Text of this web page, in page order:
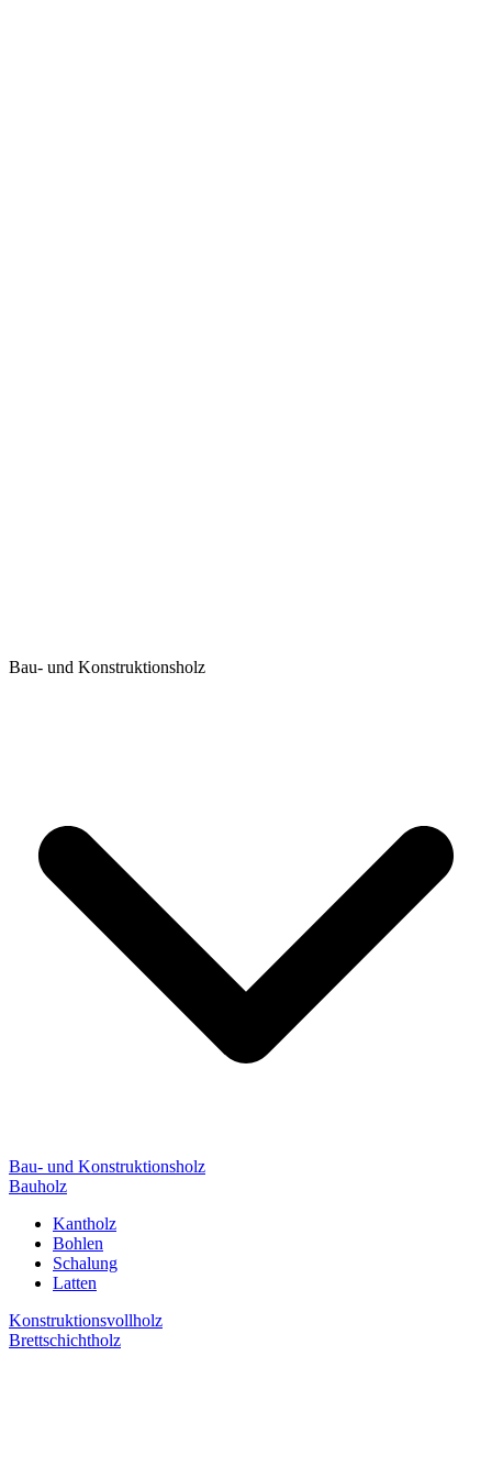
Bau- und Konstruktionsholz
Bau- und Konstruktionsholz
Bauholz
Kantholz
Bohlen
Schalung
Latten
Konstruktionsvollholz
Brettschichtholz